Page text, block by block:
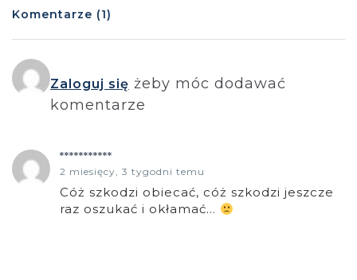
Komentarze (1)
Zaloguj się żeby móc dodawać
komentarze
***********
2 miesięcy, 3 tygodni temu
Cóż szkodzi obiecać, cóż szkodzi jeszcze
raz oszukać i okłamać…